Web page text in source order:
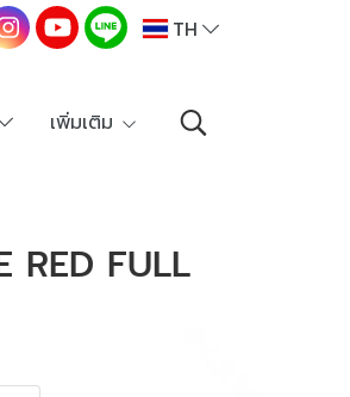
TH
เพิ่มเติม
RED FULL